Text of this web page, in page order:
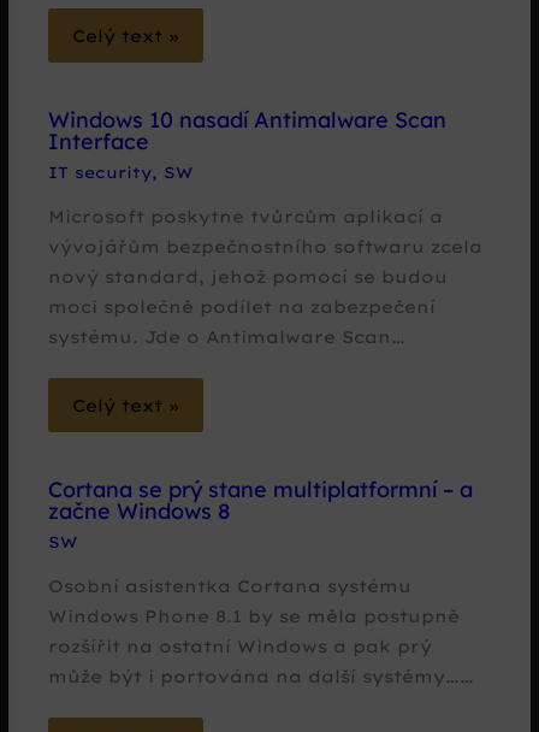
Celý text »
Windows 10 nasadí Antimalware Scan
Interface
IT security, SW
Microsoft poskytne tvůrcům aplikací a
vývojářům bezpečnostního softwaru zcela
nový standard, jehož pomocí se budou
moci společně podílet na zabezpečení
systému. Jde o Antimalware Scan…
Celý text »
Cortana se prý stane multiplatformní – a
začne Windows 8
SW
Osobní asistentka Cortana systému
Windows Phone 8.1 by se měla postupně
rozšířit na ostatní Windows a pak prý
může být i portována na další systémy……